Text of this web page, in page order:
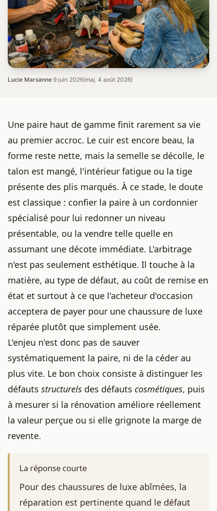
Lucie Marsanne·9 juin 2026(maj. 4 août 2026)
Une paire haut de gamme finit rarement sa vie
au premier accroc. Le cuir est encore beau, la
forme reste nette, mais la semelle se décolle, le
talon est mangé, l'intérieur fatigue ou la tige
présente des plis marqués. À ce stade, le doute
est classique : confier la paire à un cordonnier
spécialisé pour lui redonner un niveau
présentable, ou la vendre telle quelle en
assumant une décote immédiate. L'arbitrage
n'est pas seulement esthétique. Il touche à la
matière, au type de défaut, au coût de remise en
état et surtout à ce que l'acheteur d'occasion
acceptera de payer pour une chaussure de luxe
réparée plutôt que simplement usée.
L'enjeu n'est donc pas de sauver
systématiquement la paire, ni de la céder au
plus vite. Le bon choix consiste à distinguer les
défauts structurels des défauts cosmétiques, puis
à mesurer si la rénovation améliore réellement
la valeur perçue ou si elle grignote la marge de
revente.
La réponse courte
Pour des chaussures de luxe abîmées, la
réparation est pertinente quand le défaut